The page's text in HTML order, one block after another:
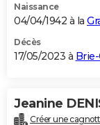
Naissance
04/04/1942 à la
Décès
17/05/2023 à
Jeanine
Créer une